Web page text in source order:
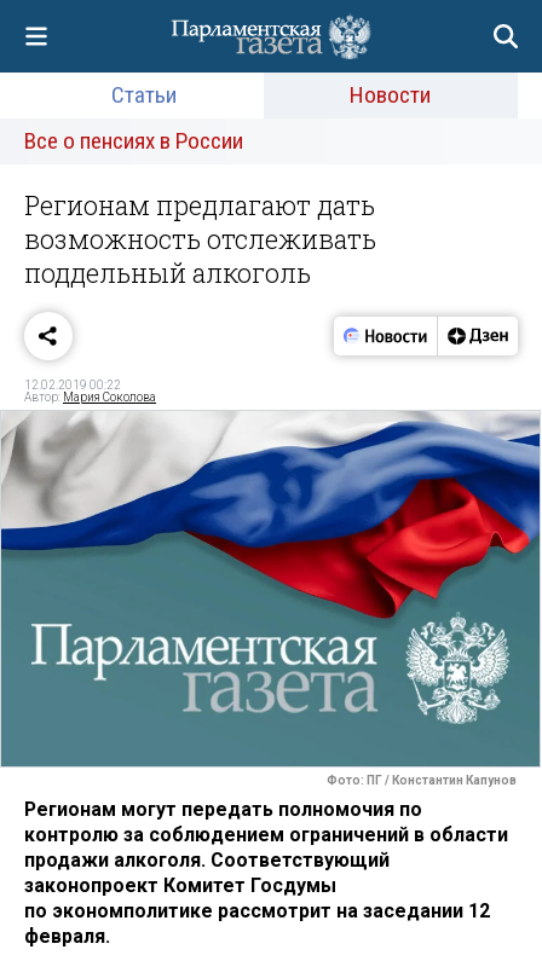
Статьи
Новости
Все о пенсиях в России
Регионам предлагают дать
возможность отслеживать
поддельный алкоголь
12.02.2019 00:22
Автор: Мария Соколова
Фото: ПГ / Константин Капунов
Регионам могут передать полномочия по
контролю за соблюдением ограничений в области
продажи алкоголя. Соответствующий
законопроект Комитет Госдумы
по экономполитике рассмотрит на заседании 12
февраля.